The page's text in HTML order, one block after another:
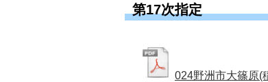
第17次指定
024野洲市大篠原(